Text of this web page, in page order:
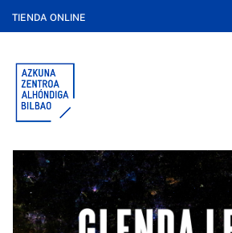
TIENDA ONLINE